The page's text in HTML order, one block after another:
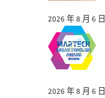
2026 年 8 月 6 日
2026 年 8 月 6 日